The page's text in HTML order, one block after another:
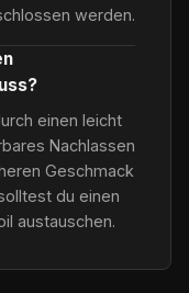
werden.
einen leicht
Nachlassen
Geschmack
du einen
austauschen.